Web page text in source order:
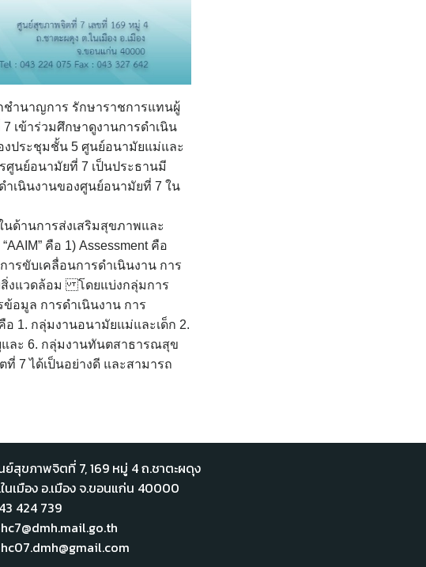
ำนาญการ รักษาราชการแทนผู้
เข้าร่วมศึกษาดูงานการดำเนิน
ประชุมชั้น 5 ศูนย์อนามัยแม่และ
ศูนย์อนามัยที่ 7 เป็นประธานมี
ำเนินงานของศูนย์อนามัยที่ 7 ใน
ด้านการส่งเสริมสุขภาพและ
คือ 1) Assessment คือ
รขับเคลื่อนการดำเนินงาน การ
สิ่งแวดล้อม โดยแบ่งกลุ่มการ
อมูล การดำเนินงาน การ
1. กลุ่มงานอนามัยแม่และเด็ก 2.
และ 6. กลุ่มงานทันตสาธารณสุข
7 ได้เป็นอย่างดี และสามารถ
ย์สุขภาพจิตที่ 7,​ 169 หมู่ 4 ถ.ชาตะผดุง
นเมือง อ.เมือง จ.ขอนแก่น 40000
424 739